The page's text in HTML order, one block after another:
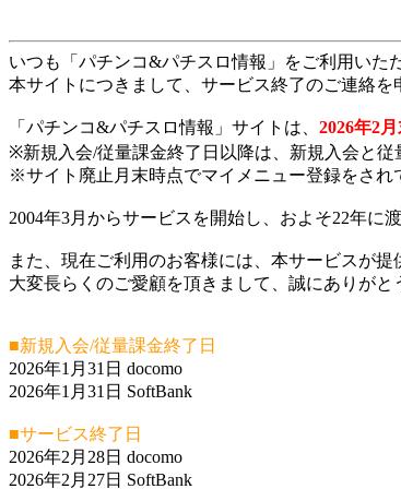
いつも「パチンコ&パチスロ情報」をご利用いた
本サイトにつきまして、サービス終了のご連絡を
「パチンコ&パチスロ情報」サイトは、 2026年2
※新規入会/従量課金終了日以降は、新規入会と従
※サイト廃止月末時点でマイメニュー登録をされ
2004年3月からサービスを開始し、およそ22年に
また、現在ご利用のお客様には、本サービスが
大変長らくのご愛顧を頂きまして、誠にありがと
■新規入会/従量課金終了日
2026年1月31日 docomo
2026年1月31日 SoftBank
■サービス終了日
2026年2月28日 docomo
2026年2月27日 SoftBank